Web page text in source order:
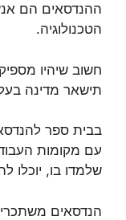
ההנדסאים הם
הטכנולוגיה.
חשוב שיהיו
תישאר מדינה
בבית ספר
עם מקומות
שלמדו בו, יוכלו
הנדסאים